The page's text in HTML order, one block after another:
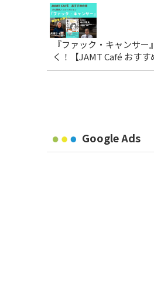
『ファック・キャンサー
く！【JAMT Café おすす
Google Ads